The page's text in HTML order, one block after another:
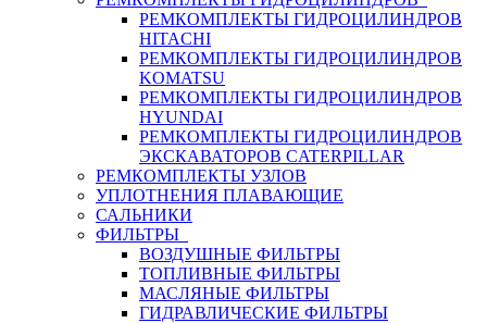
РЕМКОМПЛЕКТЫ ГИДРОЦИЛИНДРОВ
HITACHI
РЕМКОМПЛЕКТЫ ГИДРОЦИЛИНДРОВ
KOMATSU
РЕМКОМПЛЕКТЫ ГИДРОЦИЛИНДРОВ
HYUNDAI
РЕМКОМПЛЕКТЫ ГИДРОЦИЛИНДРОВ
ЭКСКАВАТОРОВ CATERPILLAR
РЕМКОМПЛЕКТЫ УЗЛОВ
УПЛОТНЕНИЯ ПЛАВАЮЩИЕ
САЛЬНИКИ
ФИЛЬТРЫ
ВОЗДУШНЫЕ ФИЛЬТРЫ
ТОПЛИВНЫЕ ФИЛЬТРЫ
МАСЛЯНЫЕ ФИЛЬТРЫ
ГИДРАВЛИЧЕСКИЕ ФИЛЬТРЫ